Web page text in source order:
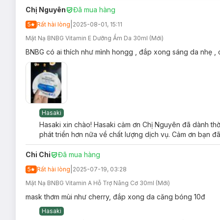
Mặt Nạ BNBG Vita Genic Whitening Jelly Mask
Mọi loại da, đặc biệt là
Ưu thế nổi bật của Mặt Nạ BNBG Vita Genic
Làm sáng da rõ rệt chỉ sau vài lần kiên trì sử dụng, c
Tăng cường sức đề kháng giúp da khỏe mạnh, tươi trẻ, l
Giảm thiểu tình trạng mụn sưng viêm, bảo vệ da khỏi
Mặt nạ được làm từ cotton mềm mại, an toàn cho da
3. Mặt Nạ BNBG Vita Genic Relaxing Jelly
giữ nguyên vẹn dưỡng chất mang lại công dụng dưỡng ẩm,
Chị Nguyên Đã mua hàng
5 Rất hài lòng 2025-08-01, 15:11
Mặt Nạ BNBG Vitamin E Dưỡng Ẩm Da 30ml (Mới)
BNBG có ai thích như mình hongg , đắp xong sáng da nhẹ
Hasaki
Hasaki xin chào! Hasaki cảm ơn Chị Nguyên đã dành
phát triển hơn nữa về chất lượng dịch vụ. Cảm ơn bạn
Chi Chi Đã mua hàng
5 Rất hài lòng 2025-07-19, 03:28
Mặt Nạ BNBG Vitamin A Hỗ Trợ Nâng Cơ 30ml (Mới)
mask thơm mùi như cherry, đắp xong da căng bóng 10đ
Hasaki